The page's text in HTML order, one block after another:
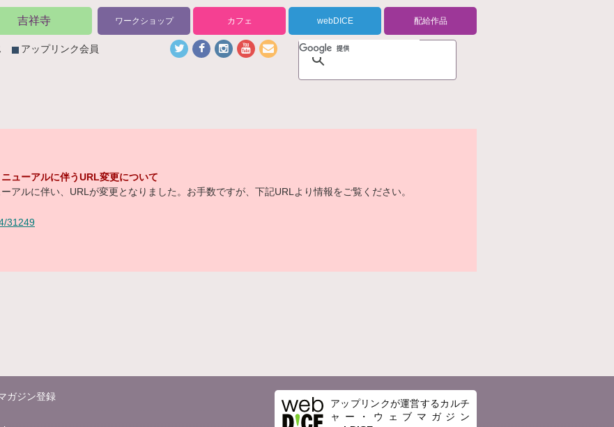
吉祥寺 ワークショップ カフェ webDICE 配給作品
アップリンク会員
ューアルに伴うURL変更について
アルに伴い、URLが変更となりました。お手数ですが、下記URLより情報をご覧ください。
31249
ガジン登録
アップリンクが運営するカルチ
ャー・ウェブマガジン